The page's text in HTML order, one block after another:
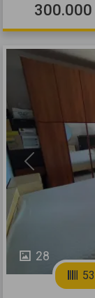
300.000
28
Previous